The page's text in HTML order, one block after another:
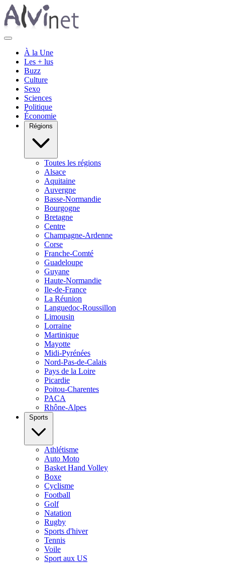
À la Une
Les + lus
Buzz
Culture
Sexo
Sciences
Politique
Économie
Régions
Toutes les régions
Alsace
Aquitaine
Auvergne
Basse-Normandie
Bourgogne
Bretagne
Centre
Champagne-Ardenne
Corse
Franche-Comté
Guadeloupe
Guyane
Haute-Normandie
Ile-de-France
La Réunion
Languedoc-Roussillon
Limousin
Lorraine
Martinique
Mayotte
Midi-Pyrénées
Nord-Pas-de-Calais
Pays de la Loire
Picardie
Poitou-Charentes
PACA
Rhône-Alpes
Sports
Athlétisme
Auto Moto
Basket Hand Volley
Boxe
Cyclisme
Football
Golf
Natation
Rugby
Sports d'hiver
Tennis
Voile
Sport aux US